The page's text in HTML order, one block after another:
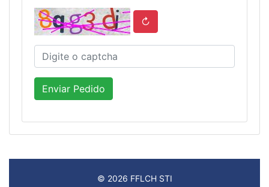
↻
Enviar Pedido
© 2026 FFLCH STI